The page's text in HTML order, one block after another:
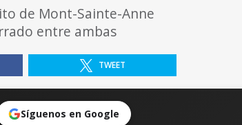
de Mont-Sainte-Anne
entre ambas
TWEET
Síguenos en Google